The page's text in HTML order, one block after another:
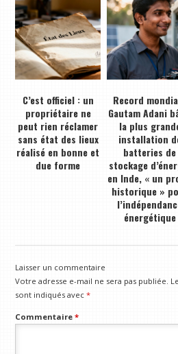
C’est officiel : un
propriétaire ne
peut rien réclamer
sans état des lieux
réalisé en bonne et
due forme
Record
Gautam Adani
la plus
installation
batteries de
stockage
en Inde, « un
historique »
énergétique
Laisser un commentaire
Votre adresse e-mail ne sera pas publiée.
sont indiqués avec*
Commentaire*